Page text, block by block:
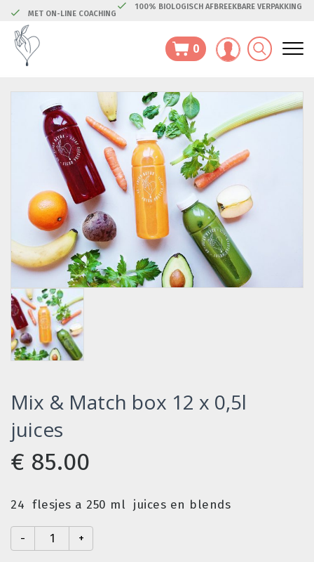
MET ON-LINE COACHING
100% BIOLOGISCH AFBREEKBARE VERPAKKING
0
Mix & Match box 12 x 0,5l
juices
€ 85.00
24 flesjes a 250 ml juices en blends
&